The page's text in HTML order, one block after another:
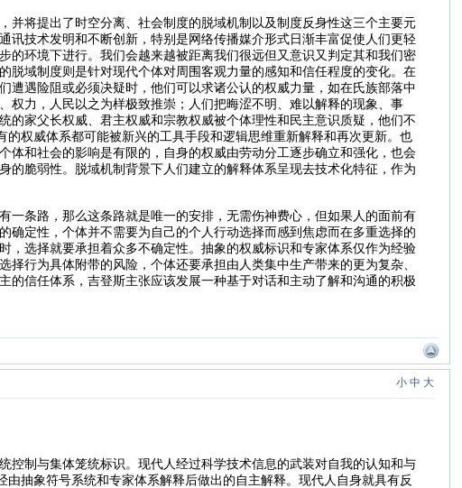
将提出了时空分离、社会制度的脱域机制以及制度反身性这三个主要元
技术发明和不断创新，特别是网络传播媒介形式日渐丰富促使人们更轻
环境下进行。我们会越来越被距离我们很远但又意识又判定其和我们密
域制度则是针对现代个体对周围客观力量的感知和信任程度的变化。在
遇险阻或必须决疑时，他们可以求诸公认的权威力量，如在氏族部落中
权力，人民以之为样极致推崇；人们把晦涩不明、难以解释的现象、事
家父长权威、君主权威和宗教权威被个体理性和民主意识质疑，他们不
权威体系都可能被新兴的工具手段和逻辑思维重新解释和再次更新。也
和社会的影响是有限的，自身的权威由劳动分工逐步确立和强化，也会
脆弱性。脱域机制背景下人们建立的解释体系呈现去技术化特征，作为
条路，那么这条路就是唯一的安排，无需伤神费心，但如果人的面前有
定性，个体并不需要为自己的个人行动选择而感到焦虑而在多重选择的
选择就要承担着众多不确定性。抽象的权威标识和专家体系仅作为经验
行为具体附带的风险，个体还要承担由人类集中生产带来的更为复杂、
信任体系，吉登斯主张应该发展一种基于对话和主动了解和沟通的积极
小 中 大
制与集体笼统标识。现代人经过科学技术信息的武装对自我的认知和与
抽象符号系统和专家体系解释后做出的自主解释。现代人自身就具有反